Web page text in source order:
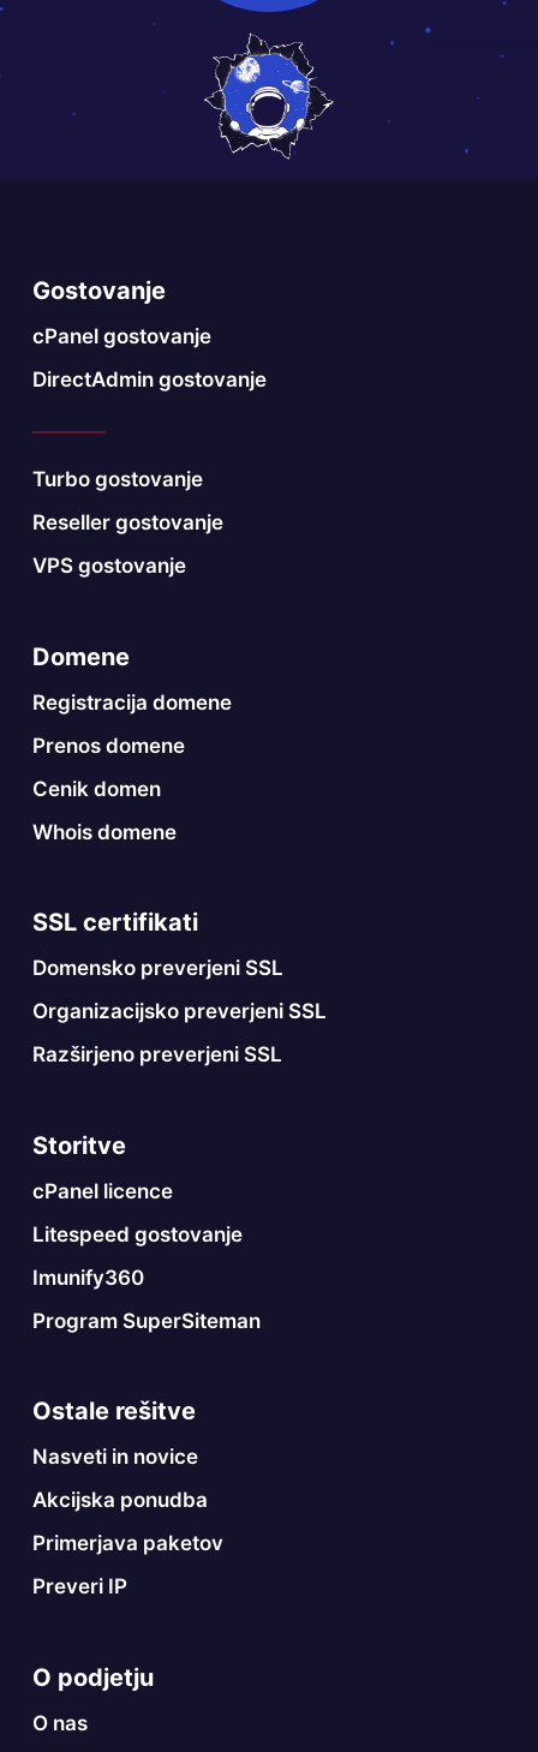
Gostovanje
cPanel gostovanje
DirectAdmin gostovanje
Turbo gostovanje
Reseller gostovanje
VPS gostovanje
Domene
Registracija domene
Prenos domene
Cenik domen
Whois domene
SSL certifikati
Domensko preverjeni SSL
Organizacijsko preverjeni SSL
Razširjeno preverjeni SSL
Storitve
cPanel licence
Litespeed gostovanje
Imunify360
Program SuperSiteman
Ostale rešitve
Nasveti in novice
Akcijska ponudba
Primerjava paketov
Preveri IP
O podjetju
O nas